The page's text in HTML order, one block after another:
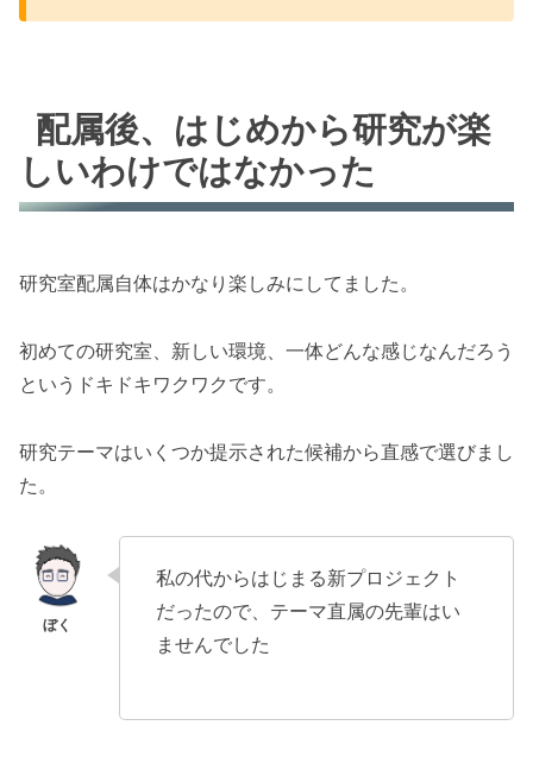
配属後、はじめから研究が楽
しいわけではなかった
研究室配属自体はかなり楽しみにしてました。
初めての研究室、新しい環境、一体どんな感じなんだろう
というドキドキワクワクです。
研究テーマはいくつか提示された候補から直感で選びまし
た。
私の代からはじまる新プロジェクト
だったので、テーマ直属の先輩はい
ませんでした